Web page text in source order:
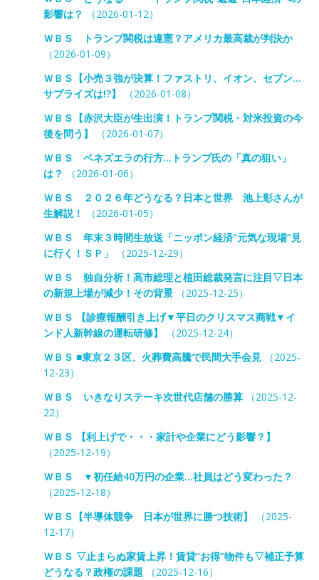
影響は？
（2026-01-12）
ＷＢＳ トランプ関税は違憲？アメリカ最高裁が判決か
（2026-01-09）
ＷＢＳ【小売３強が決算！ファストリ、イオン、セブン…
サプライズは!?】
（2026-01-08）
ＷＢＳ【赤沢大臣が生出演！トランプ関税・対米投資の今
後を問う】
（2026-01-07）
ＷＢＳ ベネズエラの行方…トランプ氏の「真の狙い」
は？
（2026-01-06）
ＷＢＳ ２０２６年どうなる？日本と世界 池上彰さんが
生解説！
（2026-01-05）
ＷＢＳ 年末３時間生放送「ニッポン経済“元気な現場”見
に行く！ＳＰ」
（2025-12-29）
ＷＢＳ 独自分析！高市総理と植田総裁発言に注目▽日本
の新規上場が減少！その背景（2025-12-25）
ＷＢＳ 【診療報酬引き上げ▼平日のクリスマス商戦▼イ
ンド人新幹線の運転研修】
（2025-12-24）
ＷＢＳ ■東京２３区、火葬費高騰で民間大手会見（2025-
12-23）
ＷＢＳ いきなりステーキ次世代店舗の勝算（2025-12-
22）
ＷＢＳ 【利上げで・・・家計や企業にどう影響？】
（2025-12-19）
ＷＢＳ ▼初任給40万円の企業…社員はどう変わった？
（2025-12-18）
ＷＢＳ【半導体競争 日本が世界に勝つ技術】
（2025-
12-17）
ＷＢＳ ▽止まらぬ家賃上昇！賃貸“お得”物件も▽補正予算
どうなる？政権の課題 （2025-12-16）